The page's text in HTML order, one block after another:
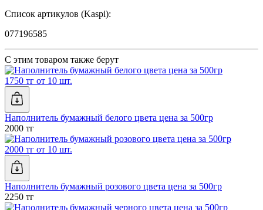
Список артикулов (Kaspi):
077196585
С этим товаром также берут
1750 тг от 10 шт.
Наполнитель бумажный белого цвета цена за 500гр
2000 тг
2000 тг от 10 шт.
Наполнитель бумажный розового цвета цена за 500гр
2250 тг